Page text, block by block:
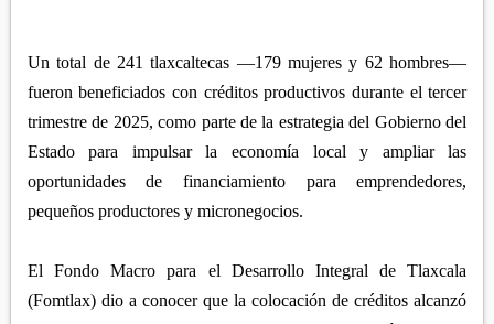
XALOZTOC
PANOTLA
SAN PABLO DEL MONTE
REGIÓN PONIENTE
CALPULALPAN
NANACAMILPA
SANCTÓRUM
Un total de 241 tlaxcaltecas —179 mujeres y 62 hombres—
fueron beneficiados con créditos productivos durante el tercer
trimestre de 2025, como parte de la estrategia del Gobierno del
Estado para impulsar la economía local y ampliar las
oportunidades de financiamiento para emprendedores,
pequeños productores y micronegocios.
El Fondo Macro para el Desarrollo Integral de Tlaxcala
(Fomtlax) dio a conocer que la colocación de créditos alcanzó